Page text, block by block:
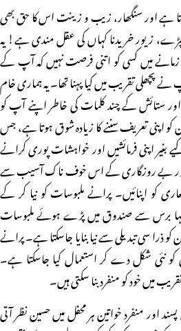
ہے اور سنگھار، زیب و زینت اس کا حق بھی
زیور خریدنا کہاں کی عقل مندی ہے! یہ
میں کسی کو اتنی فرصت نہیں کہ آپ کے
پچھلی تقریب میں کیا پہنا تھا۔ یہ ہماری خام
ستائش کے چند کلمات کی خاطر اپنے آپ کو
اپنی تعریف سننے کا زیادہ شوق ہوتا ہے، جس
اپنی فرمائشیں اور خواہشات پوری کرانے
اور بے روزگاری کے اس خوف ناک آسیب سے
کو اپنائیں۔ پرانے ملبوسات کو نیا کر کے
برس سے صندوق میں پڑے ہوئے ملبوسات
سی تبدیلی سے نیا بنایا جاسکتا ہے۔ پرانے
کو نئی شکل دے کر استعمال کیا جاسکتا ہے۔
میں خود کو منفرد بنا سکتی ہیں۔
اور منفرد خواتین ہر محفل میں حسین نظر آتی